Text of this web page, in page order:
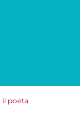
il poeta